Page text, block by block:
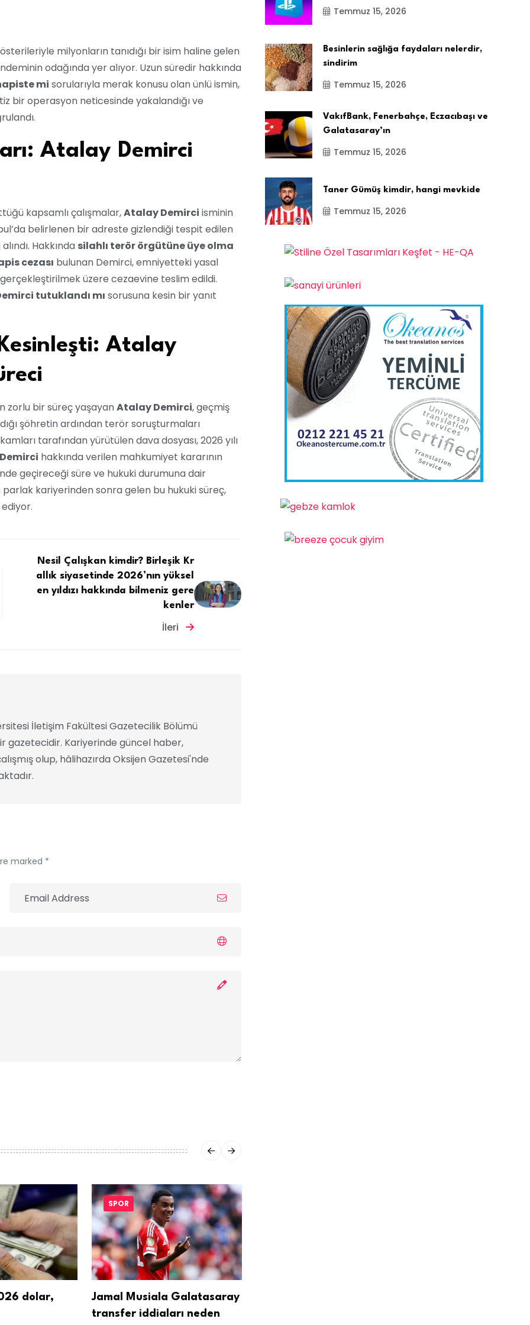
milyonların tanıdığı bir isim haline gelen
odağında yer alıyor. Uzun süredir hakkında
mi sorularıyla merak konusu olan ünlü ismin,
bir operasyon neticesinde yakalandığı ve
Atalay Demirci
kapsamlı çalışmalar,Atalay Demirci isminin
belirlenen bir adreste gizlendiği tespit edilen
Hakkında silahlı terör örgütüne üye olma
cezası bulunan Demirci, emniyetteki yasal
üzere cezaevine teslim edildi.
tutuklandı mı sorusuna kesin bir yanıt
Kesinleşti: Atalay
zorlu bir süreç yaşayanAtalay Demirci, geçmiş
şöhretin ardından terör soruşturmaları
tarafından yürütülen dava dosyası, 2026 yılı
hakkında verilen mahkumiyet kararının
geçireceği süre ve hukuki durumuna dair
kariyerinden sonra gelen bu hukuki süreç,
Nesil Çalışkan kimdir? Birleşik Kr
allık siyasetinde 2026’nın yüksel
en yıldızı hakkında bilmeniz gere
kenler
İleri
İletişim Fakültesi Gazetecilik Bölümü
gazetecidir. Kariyerinde güncel haber,
olup, hâlihazırda Oksijen Gazetesi'nde
marked *
dolar,
SPOR
Jamal Musiala Galatasaray
transfer iddiaları neden
Temmuz 15, 2026
Besinlerin sağlığa faydaları nelerdir,
sindirim
Temmuz 15, 2026
VakıfBank, Fenerbahçe, Eczacıbaşı ve
Galatasaray’ın
Temmuz 15, 2026
Taner Gümüş kimdir, hangi mevkide
Temmuz 15, 2026